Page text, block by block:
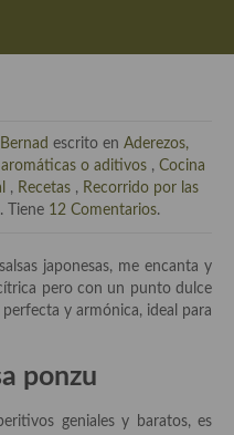
de emplatado, decoración
y aditivos
escrito en Aderezos,
aromáticas o aditivos , Cocina
, Recetas , Recorrido por las
. Tiene 12 Comentarios.
japonesas, me encanta y
pero con un punto dulce
y armónica, ideal para
ponzu
geniales y baratos, es